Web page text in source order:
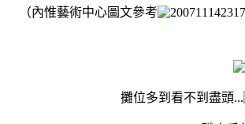
（內惟藝術中心圖文參考
攤位多到看不到盡頭...